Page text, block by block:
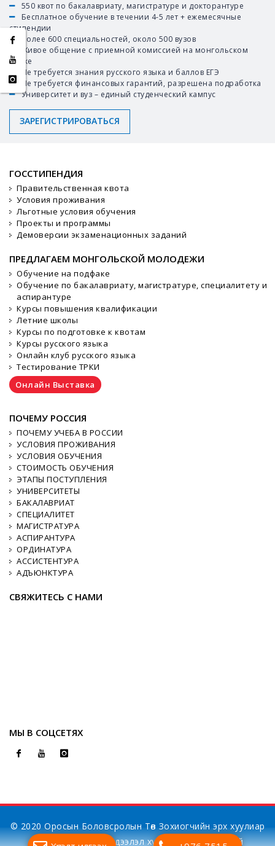
550‌ ‌квот‌ ‌по‌ ‌бакалавриату,‌ ‌магистратуре‌ ‌и‌ ‌докторантуре‌ ‌
Бесплатное‌ ‌обучение‌ ‌в‌ ‌течении‌ ‌4-5‌ ‌лет‌ ‌+‌ ‌ежемесячные‌
‌стипендии‌ ‌
Более‌ ‌600‌ ‌специальностей,‌ ‌около‌ ‌500‌ ‌вузов‌ ‌ ‌
Живое‌ ‌общение‌ ‌с‌ ‌приемной‌ ‌комиссией‌ ‌на‌ ‌монгольском‌
‌языке‌ ‌
Не‌ ‌требуется‌ ‌знания‌ ‌русского‌ ‌языка‌ ‌и‌ ‌баллов‌ ‌ЕГЭ‌ ‌ ‌
Не‌ ‌требуется‌ ‌финансовых‌ ‌гарантий,‌ ‌разрешена‌ ‌подработка‌ ‌ ‌
Университет‌ ‌и‌ ‌вуз‌ ‌–‌ ‌единый‌ ‌студенческий‌ ‌кампус‌ ‌ ‌
ЗАРЕГИСТРИРОВАТЬСЯ‌
ГОССТИПЕНДИЯ
Правительственная квота
Условия проживания
Льготные условия обучения
Проекты и программы
Демоверсии экзаменационных заданий
ПРЕДЛАГАЕМ МОНГОЛЬСКОЙ МОЛОДЕЖИ
Обучение на подфаке
Обучение по бакалавриату, магистратуре, специалитету и
аспирантуре
Курсы повышения квалификации
Летние школы
Курсы по подготовке к квотам
Курсы русского языка
Онлайн клуб русского языка
Тестирование ТРКИ
Онлайн Выставка
ПОЧЕМУ РОССИЯ
ПОЧЕМУ УЧЕБА В РОССИИ
УСЛОВИЯ ПРОЖИВАНИЯ
УСЛОВИЯ ОБУЧЕНИЯ
СТОИМОСТЬ ОБУЧЕНИЯ
ЭТАПЫ ПОСТУПЛЕНИЯ
УНИВЕРСИТЕТЫ
БАКАЛАВРИАТ
СПЕЦИАЛИТЕТ
МАГИСТРАТУРА
АСПИРАНТУРА
ОРДИНАТУРА
АССИСТЕНТУРА
АДЪЮНКТУРА
СВЯЖИТЕСЬ С НАМИ
МЫ В СОЦСЕТЯХ
© 2020 Оросын Боловсролын Төв Зохиогчийн эрх хуулиар
хамгаалагдсан. Мэдээлэл хуулбарлах хориотой